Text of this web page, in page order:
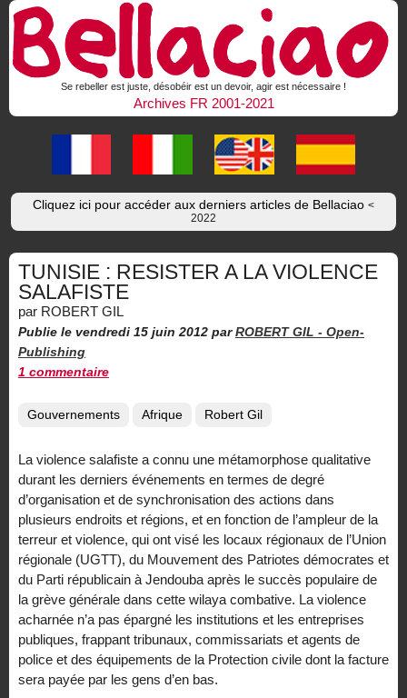
Se rebeller est juste, désobéir est un devoir, agir est nécessaire !
Archives FR 2001-2021
Cliquez ici pour accéder aux derniers articles de Bellaciao <
2022
TUNISIE : RESISTER A LA VIOLENCE
SALAFISTE
par ROBERT GIL
Publie le vendredi 15 juin 2012 par ROBERT GIL - Open-
Publishing
1 commentaire
Gouvernements Afrique Robert Gil
La violence salafiste a connu une métamorphose qualitative
durant les derniers événements en termes de degré
d’organisation et de synchronisation des actions dans
plusieurs endroits et régions, et en fonction de l’ampleur de la
terreur et violence, qui ont visé les locaux régionaux de l’Union
régionale (UGTT), du Mouvement des Patriotes démocrates et
du Parti républicain à Jendouba après le succès populaire de
la grève générale dans cette wilaya combative. La violence
acharnée n’a pas épargné les institutions et les entreprises
publiques, frappant tribunaux, commissariats et agents de
police et des équipements de la Protection civile dont la facture
sera payée par les gens d’en bas.